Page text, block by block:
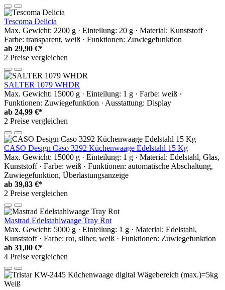
Tescoma Delicia
Max. Gewicht: 2200 g · Einteilung: 20 g · Material: Kunststoff ·
Farbe: transparent, weiß · Funktionen: Zuwiegefunktion
ab 29,90 €*
2 Preise vergleichen
SALTER 1079 WHDR
Max. Gewicht: 15000 g · Einteilung: 1 g · Farbe: weiß ·
Funktionen: Zuwiegefunktion · Ausstattung: Display
ab 24,99 €*
2 Preise vergleichen
CASO Design Caso 3292 Küchenwaage Edelstahl 15 Kg
Max. Gewicht: 15000 g · Einteilung: 1 g · Material: Edelstahl, Glas,
Kunststoff · Farbe: weiß · Funktionen: automatische Abschaltung,
Zuwiegefunktion, Überlastungsanzeige
ab 39,83 €*
2 Preise vergleichen
Mastrad Edelstahlwaage Tray Rot
Max. Gewicht: 5000 g · Einteilung: 1 g · Material: Edelstahl,
Kunststoff · Farbe: rot, silber, weiß · Funktionen: Zuwiegefunktion
ab 31,00 €*
4 Preise vergleichen